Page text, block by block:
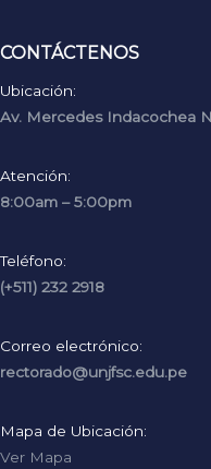
CONTÁCTENOS
Ubicación:
Av. Mercedes Indacochea
Atención:
8:00am – 5:00pm
Teléfono:
(+511) 232 2918
Correo electrónico:
rectorado@unjfsc.edu.pe
Mapa de Ubicación:
Ver Mapa